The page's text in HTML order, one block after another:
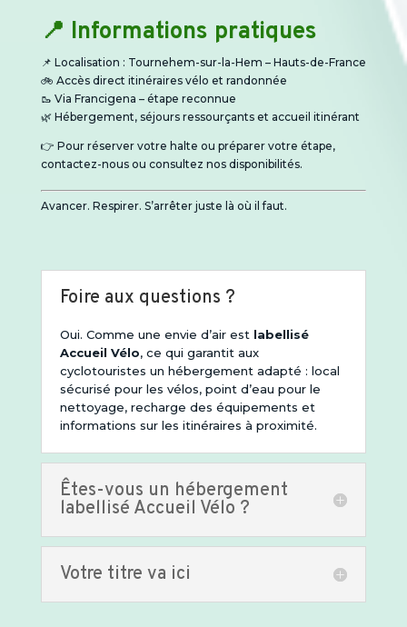
📍 Informations pratiques
📌 Localisation : Tournehem-sur-la-Hem – Hauts-de-France
🚲 Accès direct itinéraires vélo et randonnée
🥾 Via Francigena – étape reconnue
🌿 Hébergement, séjours ressourçants et accueil itinérant
👉 Pour réserver votre halte ou préparer votre étape,
contactez-nous ou consultez nos disponibilités.
Avancer. Respirer. S’arrêter juste là où il faut.
Foire aux questions ?
Oui. Comme une envie d’airest labellisé
Accueil Vélo, ce qui garantit aux
cyclotouristes un hébergement adapté : local
sécurisé pour les vélos, point d’eau pour le
nettoyage, recharge des équipements et
informations sur les itinéraires à proximité.
Êtes-vous un hébergement
labellisé Accueil Vélo ?
Votre titre va ici